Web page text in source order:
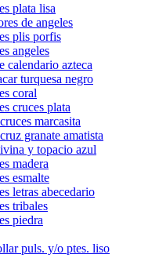
plata lisa
de angeles
plis porfis
angeles
calendario azteca
turquesa negro
coral
cruces plata
marcasita
granate amatista
y topacio azul
madera
esmalte
letras abecedario
tribales
piedra
puls. y/o ptes. liso